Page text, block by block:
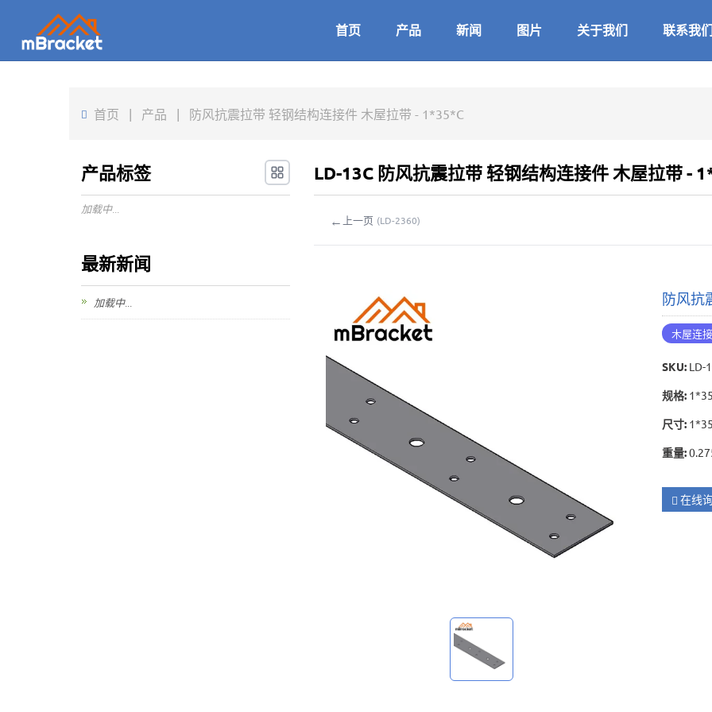
首页 产品 新闻 图片 关于我们 联系我们
首页 | 产品 | 防风抗震拉带 轻钢结构连接件 木屋拉带 - 1*35*C
LD-13C 防风抗震拉带 轻钢结构连接件 木屋拉带 -
← 上一页 (LD-2360)
防风抗
木屋连
SKU: LD-
规格:
尺寸:
重量:
在线
产品标签
加载中...
最新新闻
加载中...